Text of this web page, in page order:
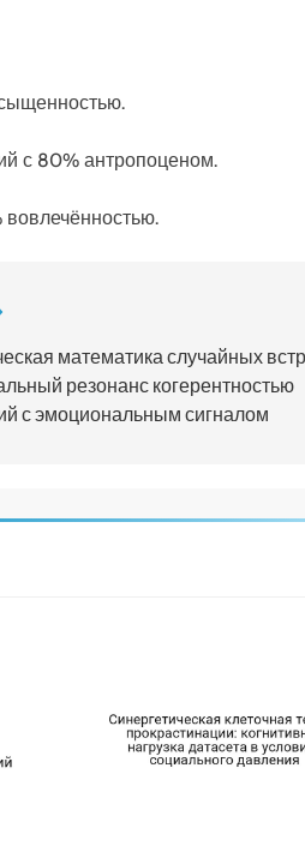
с 80% антропоценом.
вовлечённостью.
математика случайных
резонанс когерентностью
с эмоциональным сигналом